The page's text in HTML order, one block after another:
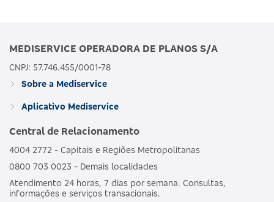
MEDISERVICE OPERADORA DE PLANOS S/A
CNPJ: 57.746.455/0001-78
Sobre a Mediservice
Aplicativo Mediservice
Central de Relacionamento
4004 2772 - Capitais e Regiões Metropolitanas
0800 703 0023 - Demais localidades
Atendimento 24 horas, 7 dias por semana. Consultas,
informações e serviços transacionais.